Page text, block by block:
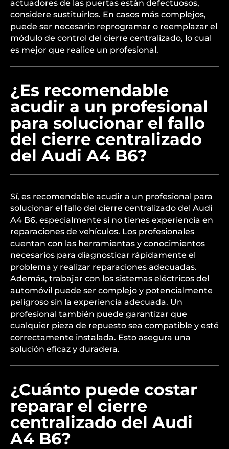
actuadores de las puertas están defectuosos,
considere sustituirlos. En casos más complejos,
puede ser necesario reprogramar o reemplazar el
módulo de control del cierre centralizado, lo cual
es mejor que realice un profesional.
¿Es recomendable
acudir a un profesional
para solucionar el fallo
del cierre centralizado
del Audi A4 B6?
Sí, es recomendable acudir a un profesional para
solucionar el fallo del cierre centralizado del Audi
A4 B6, especialmente si no tienes experiencia en
reparaciones de vehículos. Los profesionales
cuentan con las herramientas y conocimientos
necesarios para diagnosticar rápidamente el
problema y realizar reparaciones adecuadas.
Además, trabajar con los sistemas eléctricos del
automóvil puede ser complejo y potencialmente
peligroso sin la experiencia adecuada. Un
profesional también puede garantizar que
cualquier pieza de repuesto sea compatible y esté
correctamente instalada. Esto asegura una
solución eficaz y duradera.
¿Cuánto puede costar
reparar el cierre
centralizado del Audi
A4 B6?